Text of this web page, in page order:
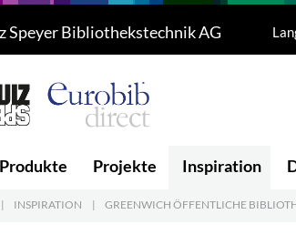
5
Speyer Bibliothekstechnik AG
Produkte Projekte Inspiration
| INSPIRATION | GREENWICH ÖFFENTLICHE